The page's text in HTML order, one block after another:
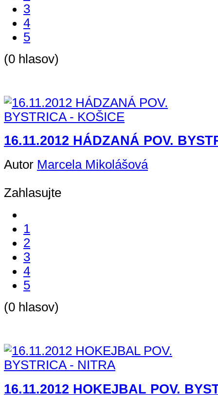
3
4
5
(0 hlasov)
16.11.2012 HÁDZANÁ POV.
Autor Marcela Mikolášová
Zahlasujte
1
2
3
4
5
(0 hlasov)
16.11.2012 HOKEJBAL POV.